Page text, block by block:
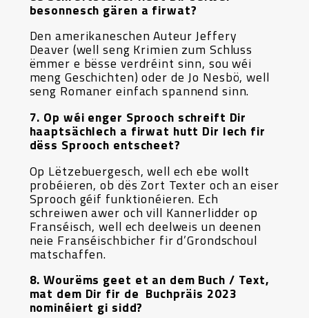
besonnesch gären a firwat?
Den amerikaneschen Auteur Jeffery
Deaver (well seng Krimien zum Schluss
ëmmer e bësse verdréint sinn, sou wéi
meng Geschichten) oder de Jo Nesbö, well
seng Romaner einfach spannend sinn.
7. Op wéi enger Sprooch schreift Dir
haaptsächlech a firwat hutt Dir Iech fir
dëss Sprooch entscheet?
Op Lëtzebuergesch, well ech ebe wollt
probéieren, ob dës Zort Texter och an eiser
Sprooch géif funktionéieren. Ech
schreiwen awer och vill Kannerlidder op
Franséisch, well ech deelweis un deenen
neie Franséischbicher fir d’Grondschoul
matschaffen.
8. Wourëms geet et an dem Buch / Text,
mat dem Dir fir de Buchpräis 2023
nominéiert gi sidd?